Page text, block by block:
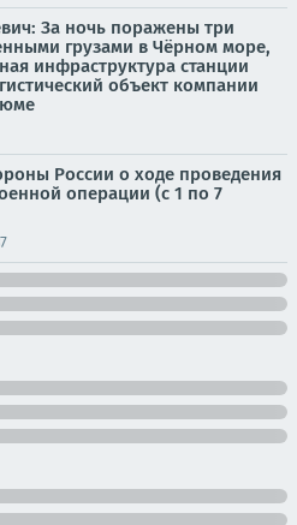
За ночь поражены три
грузами в Чёрном море,
инфраструктура станции
объект компании
России о ходе проведения
операции (с 1 по 7